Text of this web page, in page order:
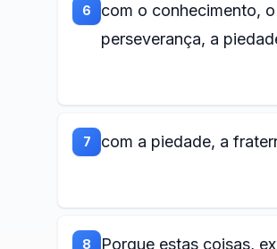
6
com o conhecimento,
perseverança, a
7 com a piedade, a
8
Porque estas coisas,